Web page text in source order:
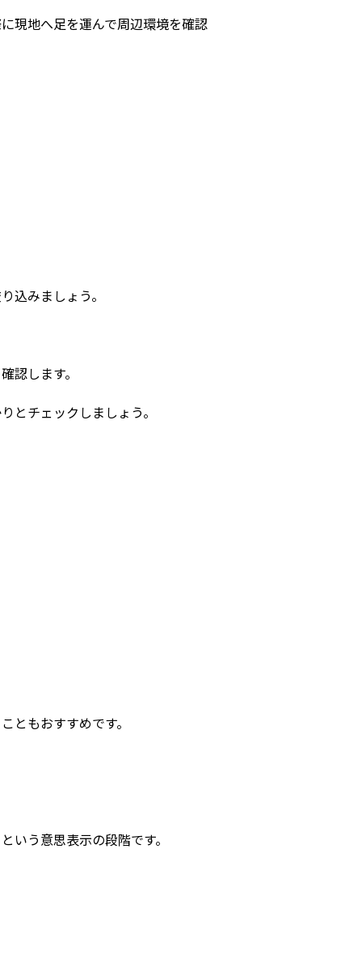
現地へ足を運んで周辺環境を確認
込みましょう。
認します。
とチェックしましょう。
ともおすすめです。
いう意思表示の段階です。